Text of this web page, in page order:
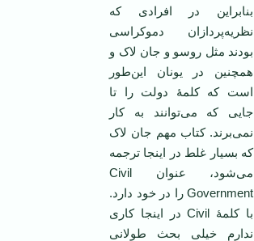
بنابراین در افرادی که
نظریه‌پردازان دموکراسی
بودند مثل روسو و جان لاک و
همچنین در یونان این‌طور
است که کلمۀ دولت را تا
جایی که می‌توانند به کار
نمی‌برند. کتاب مهم جان لاک
که بسیار غلط در اینجا ترجمه
می‌شود، عنوان Civil
Government را در خود دارد.
با کلمۀ Civil در اینجا کاری
ندارم خیلی بحث طولانی